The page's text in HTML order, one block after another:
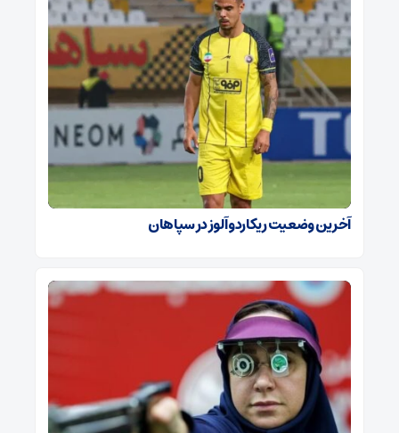
آخرین وضعیت ریکاردو آلوز در سپاهان